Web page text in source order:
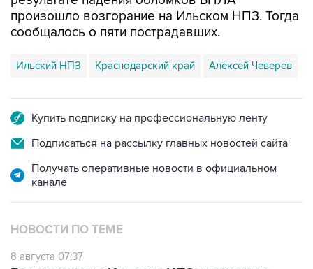
Ильский НПЗ Краснодарский край Алексей Чеверев
Подписаться на рассылку главных новостей сайта
Получать оперативные новости в официальном
НОВОСТИ ПО ТЕМЕ
8 августа 07:37
после падения обломков БПЛА